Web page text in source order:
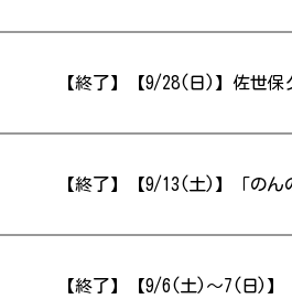
【終了】【9/28(日)】佐世
【終了】【9/13(土)】「のん
【終了】【9/6(土)～7(日)】